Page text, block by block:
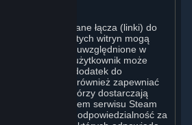
być udostępniane łącza (linki) do
Niektóre z tych witryn mogą
które nie są uwzględnione w
opłatach, które użytkownik może
i które stanowią dodatek do
Steam może również zapewniać
zewnętrznych, którzy dostarczają
za pośrednictwem serwisu Steam
ponosi pełną odpowiedzialność za